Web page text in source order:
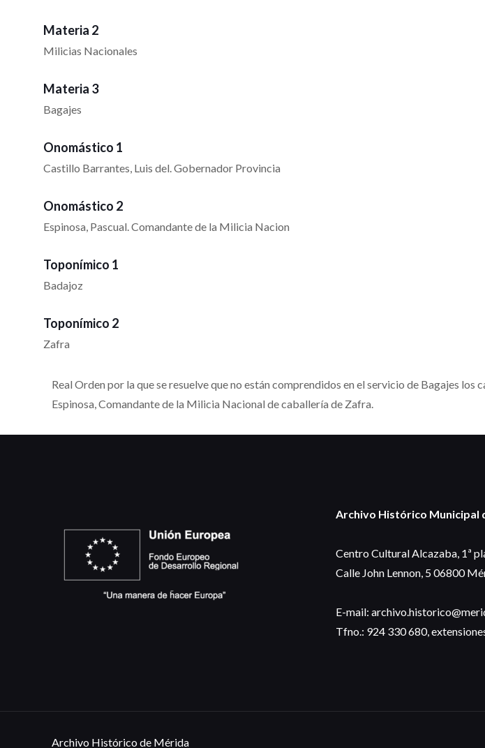
Materia 2
Milicias Nacionales
Materia 3
Bagajes
Onomástico 1
Castillo Barrantes, Luis del. Gobernador Provincia
Onomástico 2
Espinosa, Pascual. Comandante de la Milicia Nacion
Toponímico 1
Badajoz
Toponímico 2
Zafra
Real Orden por la que se resuelve que no están comprendidos en el servicio de Bagajes
Espinosa, Comandante de la Milicia Nacional de caballería de Zafra.
Archivo Histórico Municipal
Centro Cultural Alcazaba, 1ª
Calle John Lennon, 5 06800
E-mail:
Tfno.: 924 330 680,
Archivo Histórico de Mérida